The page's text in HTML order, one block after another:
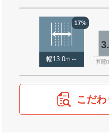
17%
幅13.0m～ 和
こだ